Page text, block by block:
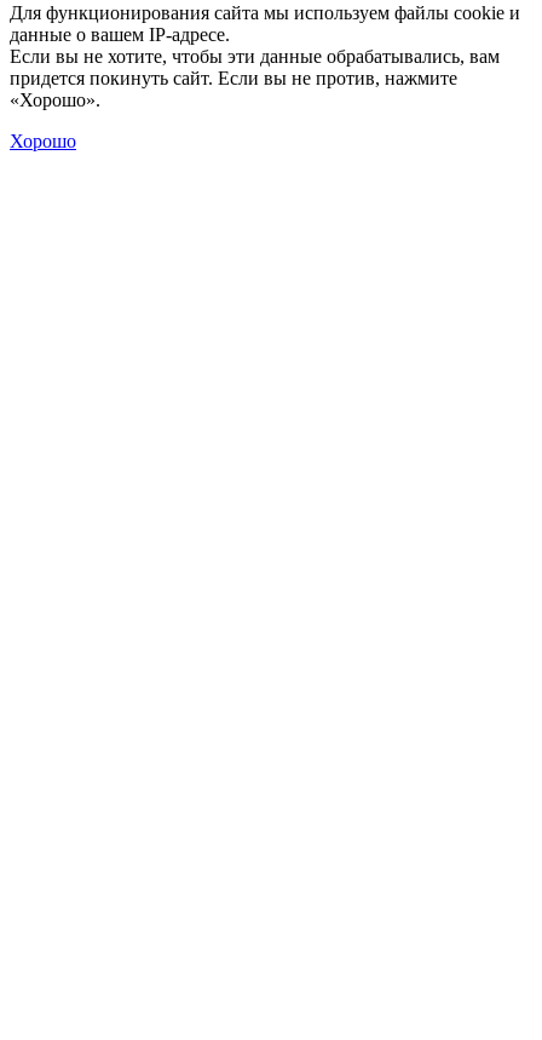
Для функционирования сайта мы используем файлы cookie и
данные о вашем IP-адресе.
Если вы не хотите, чтобы эти данные обрабатывались, вам
придется покинуть сайт. Если вы не против, нажмите
«Хорошо».
Хорошо